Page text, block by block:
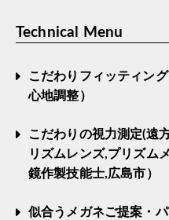
Technical Menu
こだわりフィッティン
心地調整）
こだわりの視力測定(遠
リズムレンズ,プリズム
鏡作製技能士,広島市）
似合うメガネご提案・